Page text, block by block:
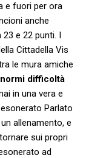
e fuori per ora
anche
e 22 punti. I
Cittadella Vis
le mura amiche
difficoltà
in una vera e
Parlato
allenamento, e
sui propri
ad